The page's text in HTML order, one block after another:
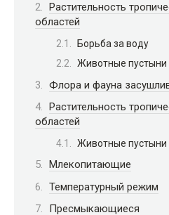
Растительность
областей
Борьба за воду
Животные пустыни
Флора и фауна
Растительность
областей
Животные пустыни
Млекопитающие
Температурный режим
Пресмыкающиеся